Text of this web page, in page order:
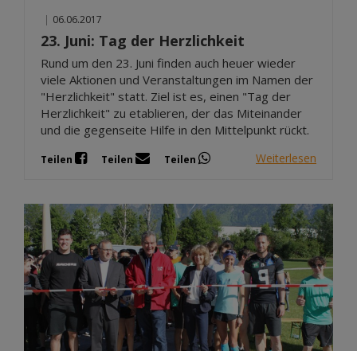
| 06.06.2017
23. Juni: Tag der Herzlichkeit
Rund um den 23. Juni finden auch heuer wieder
viele Aktionen und Veranstaltungen im Namen der
"Herzlichkeit" statt. Ziel ist es, einen "Tag der
Herzlichkeit" zu etablieren, der das Miteinander
und die gegenseite Hilfe in den Mittelpunkt rückt.
Teilen Teilen Teilen Weiterlesen